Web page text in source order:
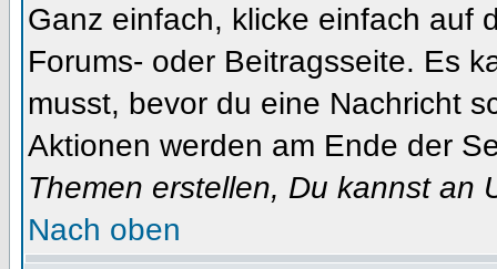
Ganz einfach, klicke einfach auf
Forums- oder Beitragsseite. Es
musst, bevor du eine Nachricht
Aktionen werden am Ende der
Themen erstellen, Du kannst an
Nach oben